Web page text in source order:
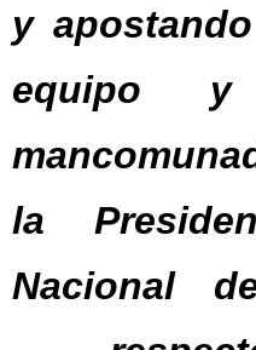
y
equipo
la
Nacional